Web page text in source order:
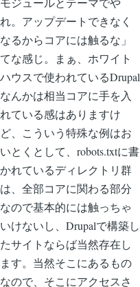
れ。アップデートできなく
なるからコアには触るな」
てな感じ。まぁ、ホワイト
ハウスで使われているDrupal
なんかは相当コアに手を入
れている感はありますけ
ど、こういう特殊な例はお
いとくとして、robots.txtに書
かれているディレクトリ群
は、全部コアに関わる部分
なので基本的には触っちゃ
いけないし、Drupalで構築し
たサイトならば当然存在し
ます。当然そこにあるもの
なので、そこにアクセスさ